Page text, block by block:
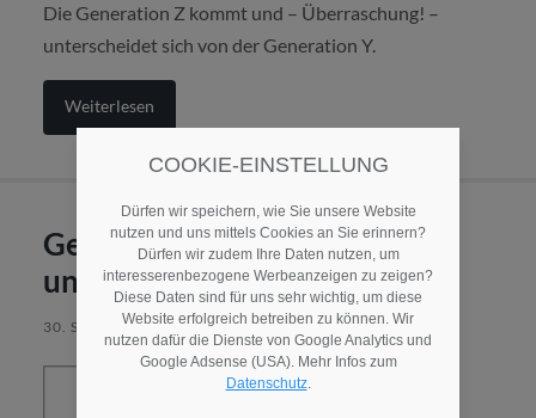
Die Generation Z kommt und – Überraschung! –
unterscheidet sich von der Generation Y.
Weiterlesen
Generation Z to go für Sozial-
und Pflegeeinrichtungen
30. SEPTEMBER 2019 / 6 KOMMENTARE
COOKIE-EINSTELLUNG
Dürfen wir speichern, wie Sie unsere Website
nutzen und uns mittels Cookies an Sie erinnern?
Dürfen wir zudem Ihre Daten nutzen, um
interesserenbezogene Werbeanzeigen zu zeigen?
Diese Daten sind für uns sehr wichtig, um diese
Website erfolgreich betreiben zu können. Wir
nutzen dafür die Dienste von Google Analytics und
Google Adsense (USA). Mehr Infos zum
Datenschutz.